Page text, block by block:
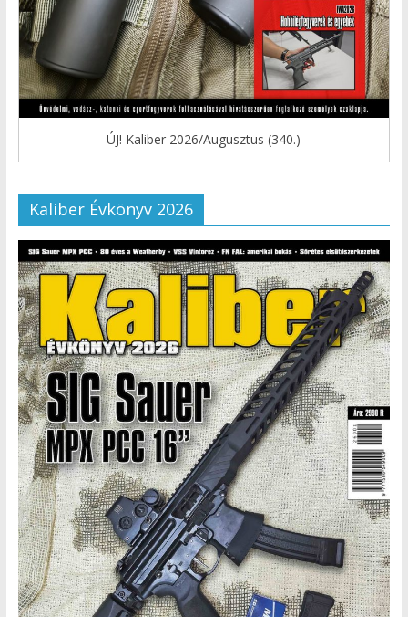
ÚJ! Kaliber 2026/Augusztus (340.)
Kaliber Évkönyv 2026